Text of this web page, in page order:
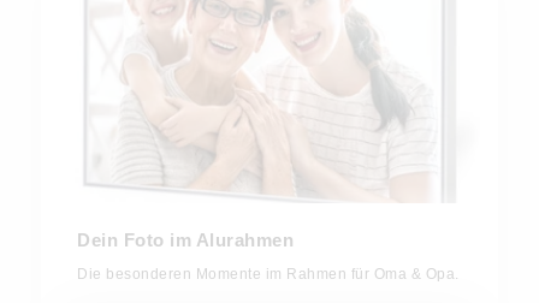
Dein Foto im Alurahmen
Die besonderen Momente im Rahmen für Oma & Opa.